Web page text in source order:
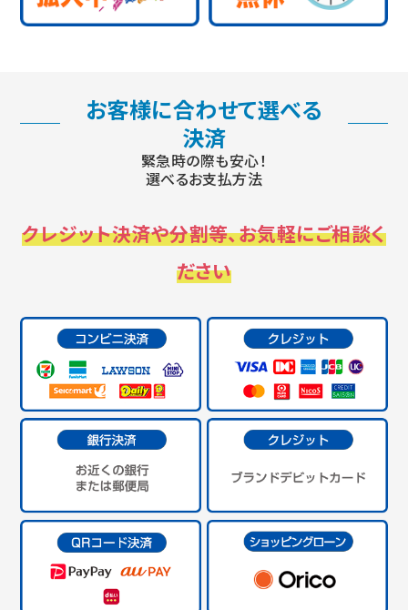
お客様に合わせて選べる
決済
緊急時の際も安心！
選べるお支払方法
クレジット決済や分割等、お気軽にご相談く
ださい